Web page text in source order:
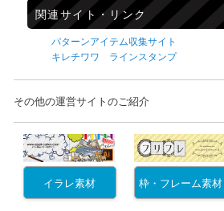
関連サイト・リンク
パターンアイテム収集サイト
キレチワワ ラインスタンプ
その他の運営サイトのご紹介
イラレ素材 枠・フレーム素材